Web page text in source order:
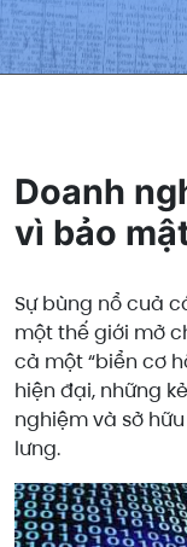
Doanh
vì bảo
Sự bùng nổ cuả
một thế giới mở
cả một “biển cơ
hiện đại, những
nghiệm và sở
lưng.